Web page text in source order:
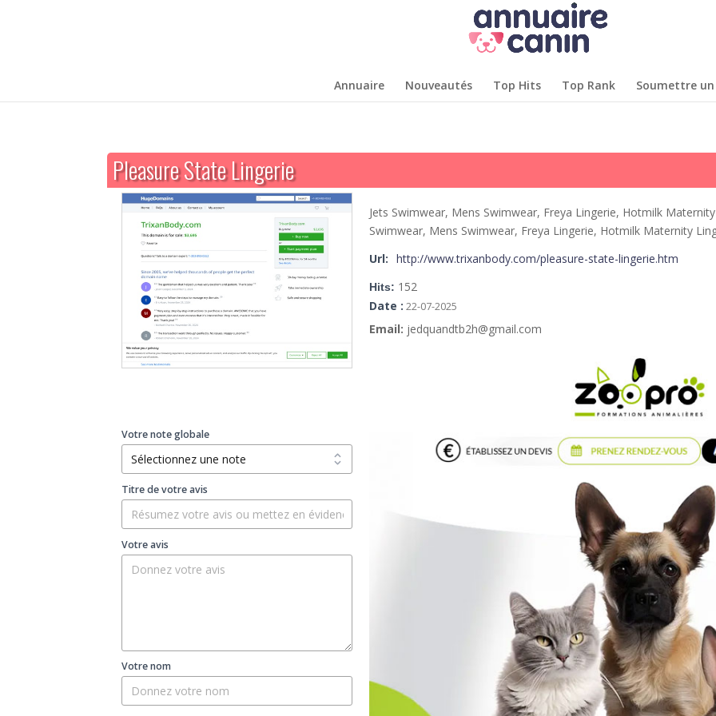
Annuaire Nouveautés Top Hits Top Rank Soumettre
Pleasure State Lingerie
Votre note globale
Titre de votre avis
Votre avis
Votre nom
Jets Swimwear, Mens Swimwear, Freya Lingerie, Hotmilk
Swimwear, Mens Swimwear, Freya Lingerie, Hotmilk Maternity
Url:
http://www.trixanbody.com/pleasure-state-lingerie.htm
Hits: 152
Date : 22-07-2025
Email: jedquandtb2h@gmail.com